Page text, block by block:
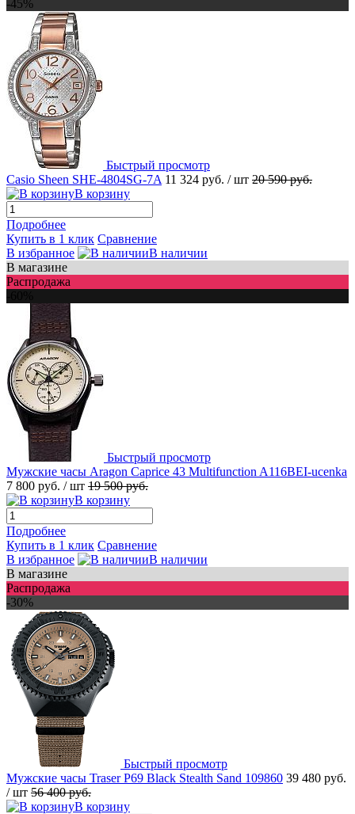
-45%
Быстрый просмотр
Casio Sheen SHE-4804SG-7A 11 324 руб. / шт 20 590 руб.
В корзину
Подробнее
Купить в 1 клик Сравнение
В избранное
В наличии
В магазине
Распродажа
Быстрый просмотр
Мужские часы Aragon Caprice 43 Multifunction A116BEI-ucenka
7 800 руб. / шт 19 500 руб.
В корзину
Подробнее
Купить в 1 клик Сравнение
В избранное
В наличии
В магазине
Распродажа
-30%
Быстрый просмотр
Мужские часы Traser P69 Black Stealth Sand 109860 39 480 руб.
/ шт 56 400 руб.
В корзину